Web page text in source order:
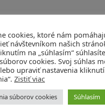
cookies, ktoré nám
návštevníkom našich
na „súhlasím“
cookies. Svoj súhlas
upraviť nastavenia
Zistiť viac
súborov cookies Súhlasím